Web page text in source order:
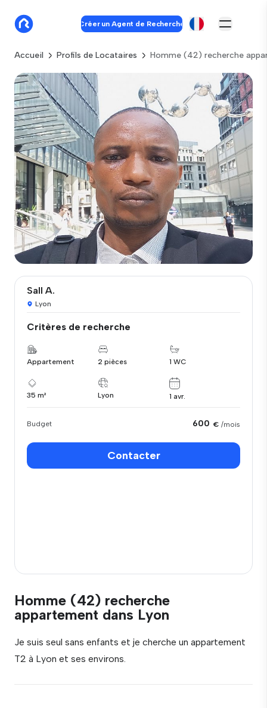
Créer un Agent de Recherche
Accueil Profils de Locataires Homme (42) recherche
Sall A.
Lyon
Critères de recherche
Appartement 2 pièces 1 WC
35 m² Lyon 1 avr.
Budget 600 € /mois
Contacter
Homme (42) recherche
appartement dans Lyon
Je suis seul sans enfants et je cherche un appartement
T2 à Lyon et ses environs.